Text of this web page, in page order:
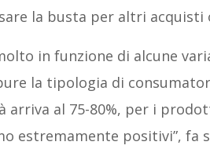
la busta per altri
in funzione di alcune
la tipologia di
al 75-80%, per i
estremamente positivi”, fa